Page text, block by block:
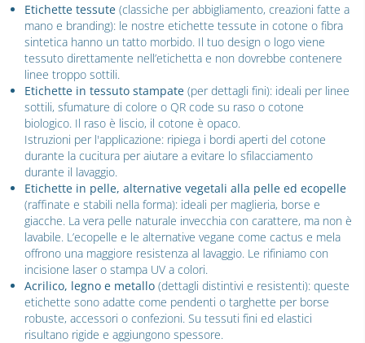
Etichette tessute (classiche per abbigliamento, creazioni fatte a
mano e branding): le nostre etichette tessute in cotone o fibra
sintetica hanno un tatto morbido. Il tuo design o logo viene
tessuto direttamente nell’etichetta e non dovrebbe contenere
linee troppo sottili.
Etichette in tessuto stampate (per dettagli fini): ideali per linee
sottili, sfumature di colore o QR code su raso o cotone
biologico. Il raso è liscio, il cotone è opaco.
Istruzioni per l'applicazione: ripiega i bordi aperti del cotone
durante la cucitura per aiutare a evitare lo sfilacciamento
durante il lavaggio.
Etichette in pelle, alternative vegetali alla pelle ed ecopelle
(raffinate e stabili nella forma): ideali per maglieria, borse e
giacche. La vera pelle naturale invecchia con carattere, ma non è
lavabile. L’ecopelle e le alternative vegane come cactus e mela
offrono una maggiore resistenza al lavaggio. Le rifiniamo con
incisione laser o stampa UV a colori.
Acrilico, legno e metallo (dettagli distintivi e resistenti): queste
etichette sono adatte come pendenti o targhette per borse
robuste, accessori o confezioni. Su tessuti fini ed elastici
risultano rigide e aggiungono spessore.